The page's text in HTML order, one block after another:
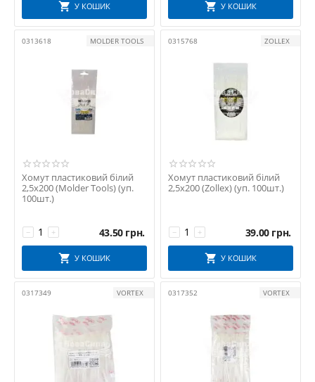
У КОШИК У КОШИК
0313618 MOLDER TOOLS
Хомут пластиковий білий
2,5х200 (Molder Tools) (уп.
100шт.)
+
− 43.50 грн.
У КОШИК
0315768 ZOLLEX
Хомут пластиковий білий
2,5х200 (Zollex) (уп. 100шт.)
+
− 39.00 грн.
У КОШИК
0317349 VORTEX 0317352 VORTEX